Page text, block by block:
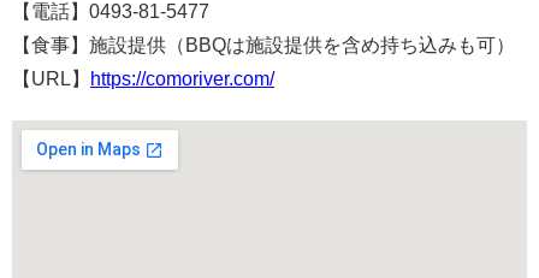
【電話】0493-81-5477
【食事】施設提供（BBQは施設提供を含め持ち込みも可）
【URL】
https://comoriver.com/